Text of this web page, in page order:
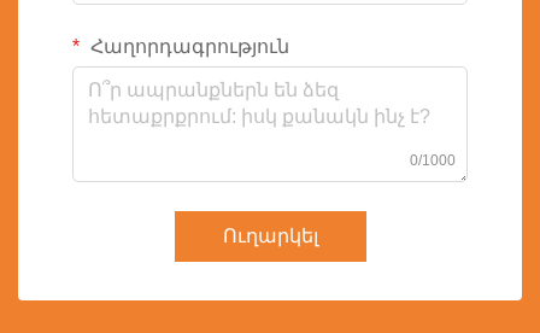
Հաղորդագրություն
0/1000
Ուղարկել